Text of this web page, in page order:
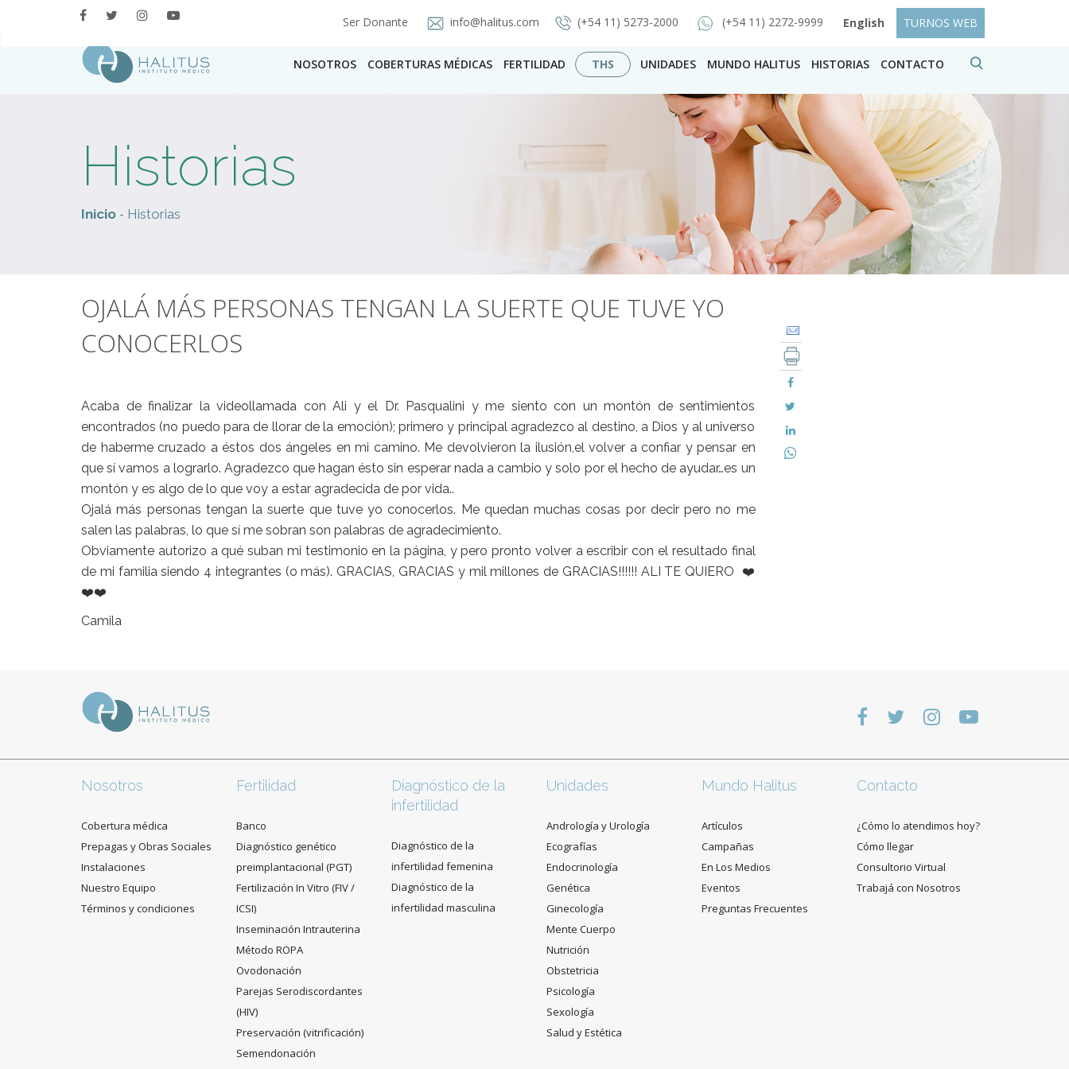
Ser Donante info@halitus.com (+54 11) 5273-2000 (+54 11) 2272-9999 English TURNOS WEB
NOSOTROS COBERTURAS MÉDICAS FERTILIDAD THS UNIDADES MUNDO HALITUS HISTORIAS CONTACTO
Historias
Inicio - Historias
OJALÁ MÁS PERSONAS TENGAN LA SUERTE QUE TUVE YO
CONOCERLOS
Acaba de finalizar la videollamada con Ali y el Dr. Pasqualini y me siento con un montón de sentimientos
encontrados (no puedo para de llorar de la emoción); primero y principal agradezco al destino, a Dios y al universo
de haberme cruzado a éstos dos ángeles en mi camino. Me devolvieron la ilusión,el volver a confiar y pensar en
que sí vamos a lograrlo. Agradezco que hagan ésto sin esperar nada a cambio y solo por el hecho de ayudar…es un
montón y es algo de lo que voy a estar agradecida de por vida..
Ojalá más personas tengan la suerte que tuve yo conocerlos. Me quedan muchas cosas por decir pero no me
salen las palabras, lo que sí me sobran son palabras de agradecimiento.
Obviamente autorizo a qué suban mi testimonio en la página, y pero pronto volver a escribir con el resultado final
de mi familia siendo 4 integrantes (o más). GRACIAS, GRACIAS y mil millones de GRACIAS!!!!!! ALI TE QUIERO ❤️
❤️❤️
Camila
Nosotros
Cobertura médica
Prepagas y Obras Sociales
Instalaciones
Nuestro Equipo
Términos y condiciones
Fertilidad
Banco
Diagnóstico genético
preimplantacional (PGT)
Fertilización In Vitro (FIV /
ICSI)
Inseminación Intrauterina
Método ROPA
Ovodonación
Parejas Serodiscordantes
(HIV)
Preservación (vitrificación)
Semendonación
Diagnóstico de la
infertilidad
Diagnóstico de la
infertilidad femenina
Diagnóstico de la
infertilidad masculina
Unidades
Andrología y Urología
Ecografías
Endocrinología
Genética
Ginecología
Mente Cuerpo
Nutrición
Obstetricia
Psicología
Sexología
Salud y Estética
Mundo Halitus
Artículos
Campañas
En Los Medios
Eventos
Preguntas Frecuentes
Contacto
¿Cómo lo atendimos hoy?
Cómo llegar
Consultorio Virtual
Trabajá con Nosotros